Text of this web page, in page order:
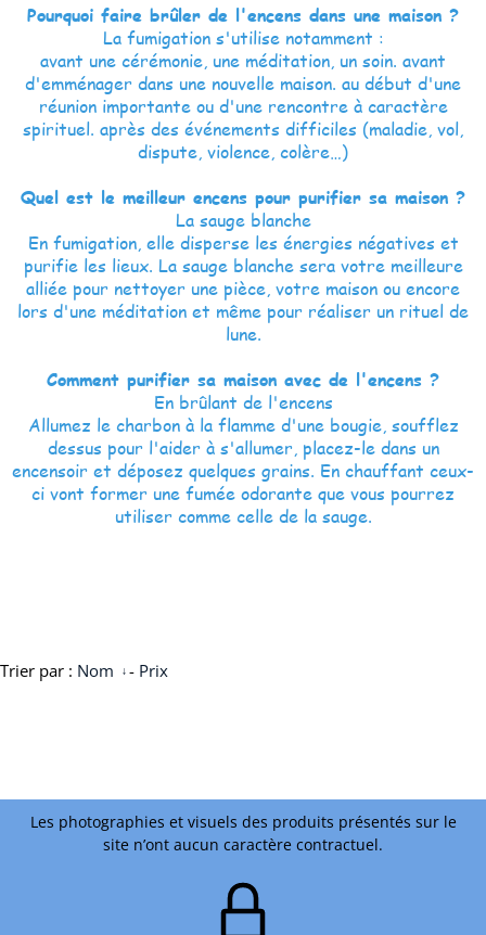
Pourquoi faire brûler de l'encens dans une maison ?
La fumigation s'utilise notamment :
avant une cérémonie, une méditation, un soin. avant
d'emménager dans une nouvelle maison. au début d'une
réunion importante ou d'une rencontre à caractère
spirituel. après des événements difficiles (maladie, vol,
dispute, violence, colère…)
Quel est le meilleur encens pour purifier sa maison ?
La sauge blanche
En fumigation, elle disperse les énergies négatives et
purifie les lieux. La sauge blanche sera votre meilleure
alliée pour nettoyer une pièce, votre maison ou encore
lors d'une méditation et même pour réaliser un rituel de
lune.
Comment purifier sa maison avec de l'encens ?
En brûlant de l'encens
Allumez le charbon à la flamme d'une bougie, soufflez
dessus pour l'aider à s'allumer, placez-le dans un
encensoir et déposez quelques grains. En chauffant ceux-
ci vont former une fumée odorante que vous pourrez
utiliser comme celle de la sauge.
Trier par : Nom - Prix
Les photographies et visuels des produits présentés sur le
site n’ont aucun caractère contractuel.